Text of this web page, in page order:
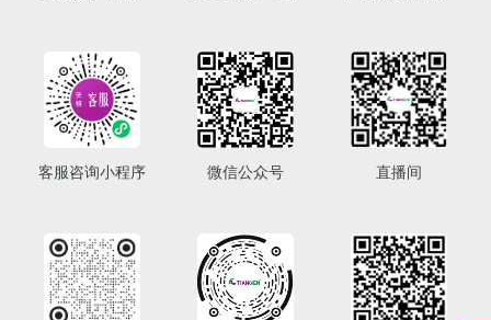
客服咨询小程序 微信公众号 直播间